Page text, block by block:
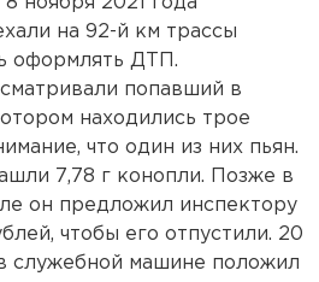
на 92-й км трассы
оформлять ДТП.
попавший в
находились трое
что один из них пьян.
7,78 г конопли. Позже в
он предложил инспектору
чтобы его отпустили. 20
служебной машине положил